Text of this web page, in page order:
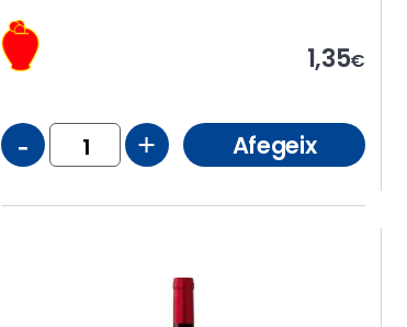
1,35€
- + Afegeix